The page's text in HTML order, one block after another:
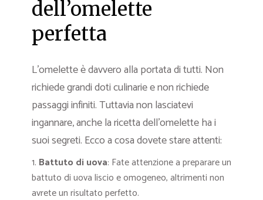
dell’omelette
perfetta
L’omelette è davvero alla portata di tutti. Non
richiede grandi doti culinarie e non richiede
passaggi infiniti. Tuttavia non lasciatevi
ingannare, anche la ricetta dell’omelette ha i
suoi segreti. Ecco a cosa dovete stare attenti:
Battuto di uova: Fate attenzione a preparare un
battuto di uova liscio e omogeneo, altrimenti non
avrete un risultato perfetto.